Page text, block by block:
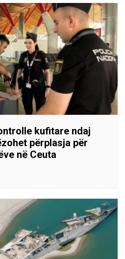
kufitare ndaj
përplasja për
në Ceuta